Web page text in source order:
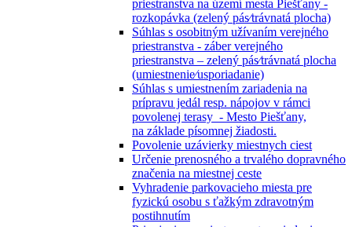
priestranstva na území mesta Piešťany -
rozkopávka (zelený pás⁄trávnatá plocha)
Súhlas s osobitným užívaním verejného
priestranstva - záber verejného
priestranstva – zelený pás⁄trávnatá plocha
(umiestnenie⁄usporiadanie)
Súhlas s umiestnením zariadenia na
prípravu jedál resp. nápojov v rámci
povolenej terasy - Mesto Piešťany,
na základe písomnej žiadosti.
Povolenie uzávierky miestnych ciest
Určenie prenosného a trvalého dopravného
značenia na miestnej ceste
Vyhradenie parkovacieho miesta pre
fyzickú osobu s ťažkým zdravotným
postihnutím